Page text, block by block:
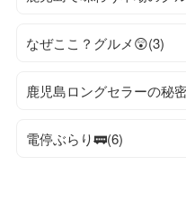
なぜここ？グルメ😲(3)
鹿児島ロングセラーの秘
電停ぶらり🚃(6)